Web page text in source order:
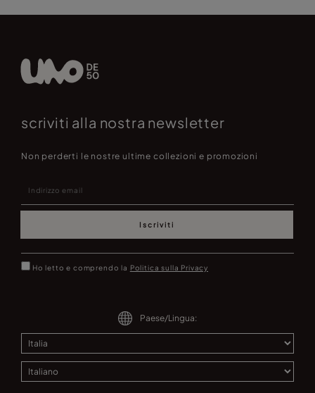
scriviti alla nostra newsletter
Non perderti le nostre ultime collezioni e promozioni
Iscriviti
Ho letto e comprendo la Politica sulla Privacy
Paese/Lingua: